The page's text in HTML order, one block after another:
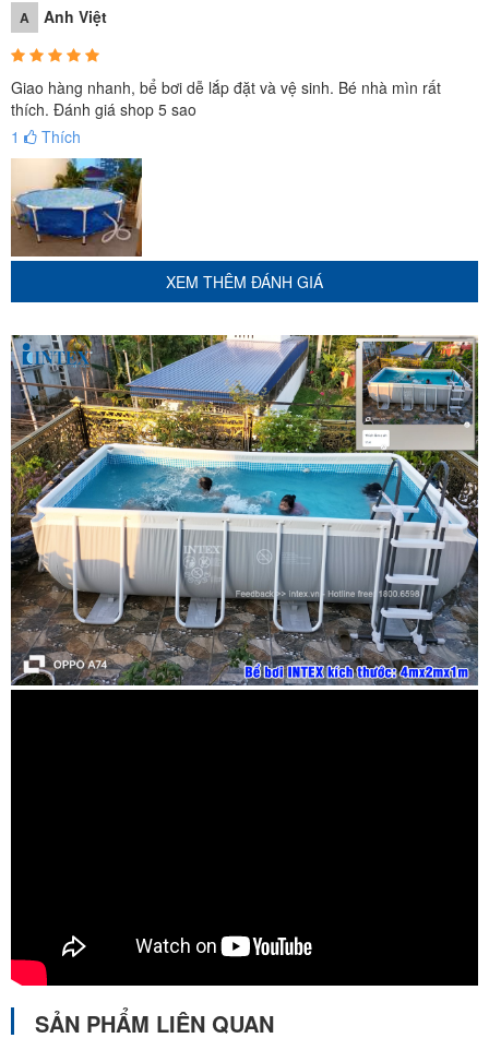
Đặc điểm nổi bật của bể bơi khung kim loại tròn INTEX 28212
Bể bơi khung kim loạiINTEX 28212là sản phẩm chính
hãng INTEX được thiết kế hình tròn với diện tích khá lớn
sẽ rất phù hợp cho cả gia đình hoặc cho nhiều bé cùng
chơi, thậm chí là tập bơi tại nhà
A Anh Việt
Giao hàng nhanh, bể bơi dễ lắp đặt và vệ sinh. Bé nhà mìn rất
thích. Đánh giá shop 5 sao
1
Thích
XEM THÊM ĐÁNH GIÁ
SẢN PHẨM LIÊN QUAN